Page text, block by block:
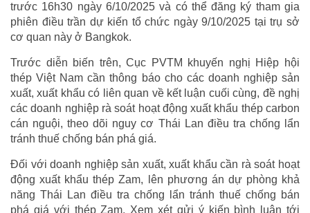
trước 16h30 ngày 6/10/2025 và có thể đăng ký tham gia
phiên điều trần dự kiến tổ chức ngày 9/10/2025 tại trụ sở
cơ quan này ở Bangkok.
Trước diễn biến trên, Cục PVTM khuyến nghị Hiệp hội
thép Việt Nam cần thông báo cho các doanh nghiệp sản
xuất, xuất khẩu có liên quan về kết luận cuối cùng, đề nghị
các doanh nghiệp rà soát hoạt động xuất khẩu thép carbon
cán nguội, theo dõi nguy cơ Thái Lan điều tra chống lẩn
tránh thuế chống bán phá giá.
Đối với doanh nghiệp sản xuất, xuất khẩu cần rà soát hoạt
động xuất khẩu thép Zam, lên phương án dự phòng khả
năng Thái Lan điều tra chống lẩn tránh thuế chống bán
phá giá với thép Zam. Xem xét gửi ý kiến bình luận tới